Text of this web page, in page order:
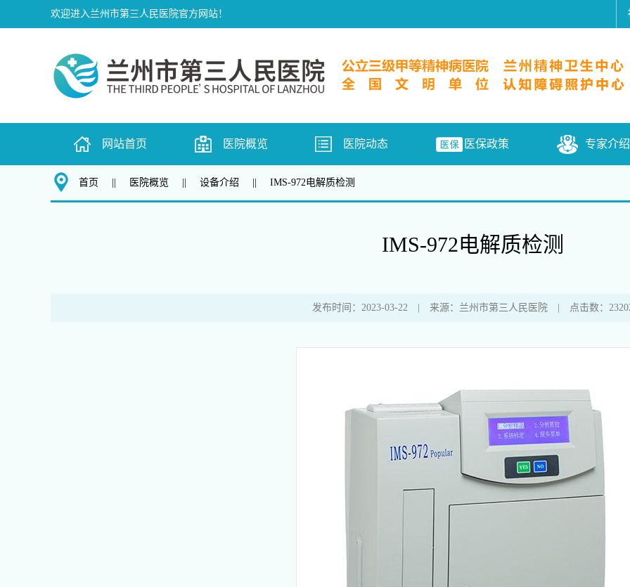
欢迎进入兰州市第三人民医院官方网站！
网站首页 医院概览 医院动态 医保政策 专家介绍
首页 医院概览 设备介绍 IMS-972电解质检测
IMS-972电解质检测
发布时间：2023-03-22 | 来源：兰州市第三人民医院 | 点击数：